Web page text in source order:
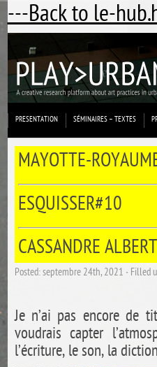
---Back to le-
PRESENTATION SÉMINAIRES – TEXTES
MAYOTTE-
ESQUISSER#10
CASSANDRE ALBERT
Posted: septembre 24th, 2021 ˑ Filled
Je n’ai pas encore de
voudrais capter
l’écriture, le son, la diction